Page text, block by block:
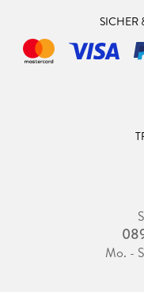
SICHER
Mo. -